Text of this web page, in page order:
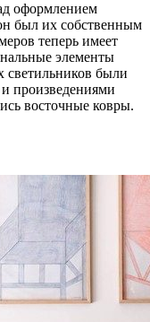
оформлением
был их собственным
теперь имеет
элементы
светильников были
произведениями
восточные ковры.